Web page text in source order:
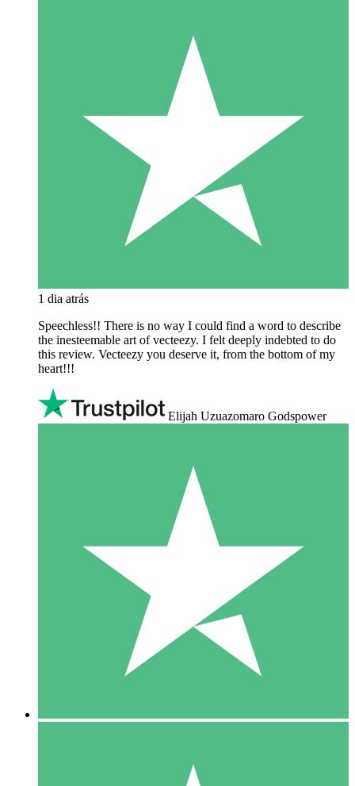
1 dia atrás
Speechless!! There is no way I could find a word to describe
the inesteemable art of vecteezy. I felt deeply indebted to do
this review. Vecteezy you deserve it, from the bottom of my
heart!!!
Elijah Uzuazomaro Godspower